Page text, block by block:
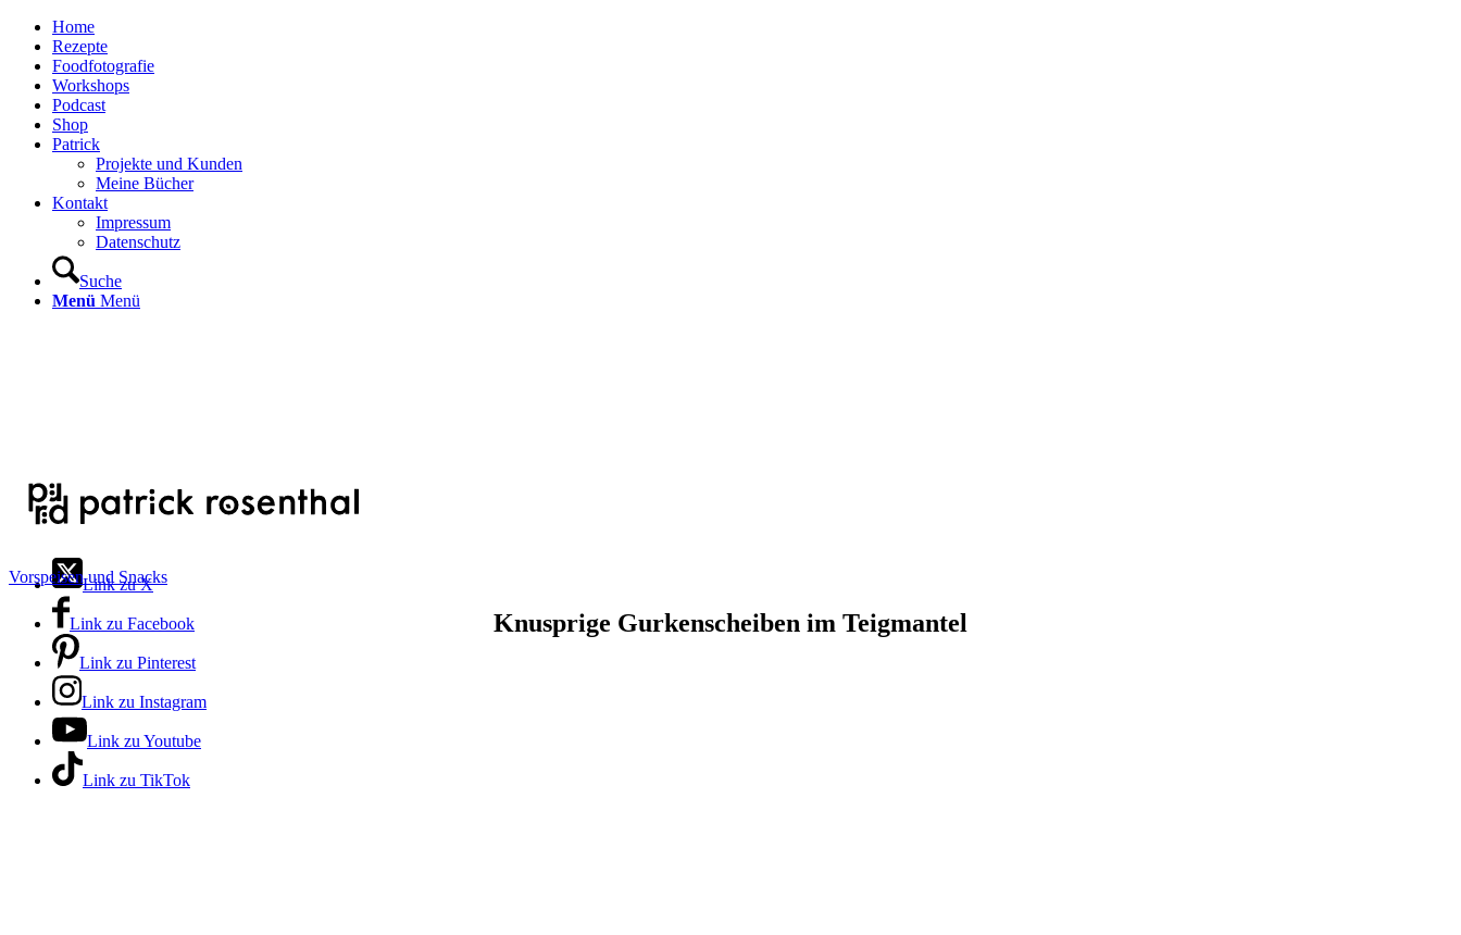
Home
Rezepte
Foodfotografie
Workshops
Podcast
Shop
Patrick
Projekte und Kunden
Meine Bücher
Kontakt
Impressum
Datenschutz
Suche
Menü Menü
Link zu X
Link zu Facebook
Link zu Pinterest
Link zu Instagram
Link zu Youtube
Link zu TikTok
Vorspeisen und Snacks
Knusprige Gurkenscheiben im Teigmantel